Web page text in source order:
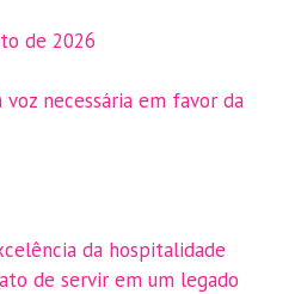
de 2026
necessária em favor da
da hospitalidade
de servir em um legado